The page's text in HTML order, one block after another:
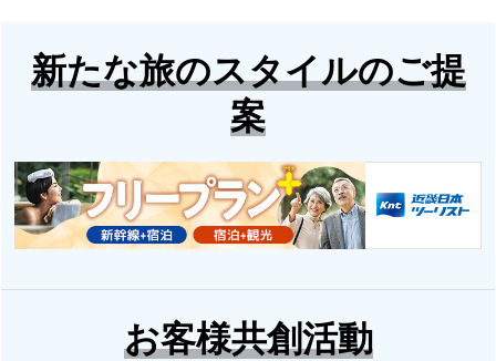
新たな旅のスタイルのご提
案
お客様共創活動